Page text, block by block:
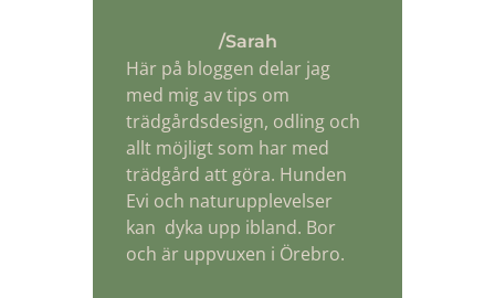
/Sarah
Här på bloggen delar jag
med mig av tips om
trädgårdsdesign, odling och
allt möjligt som har med
trädgård att göra. Hunden
Evi och naturupplevelser
kan dyka upp ibland. Bor
och är uppvuxen i Örebro.